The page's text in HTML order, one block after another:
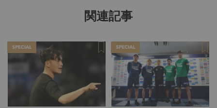
関連記事
SPECIAL SPECIAL